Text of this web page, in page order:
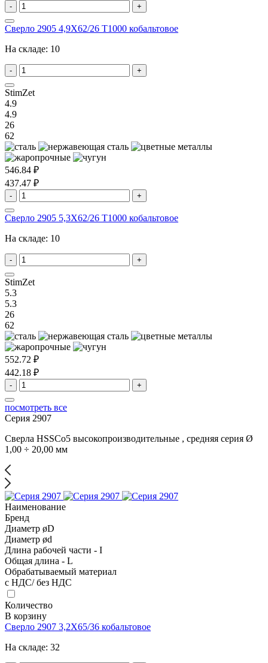
- +
Сверло 2905 4,9X62/26 T1000 кобальтовое
На складе: 10
- +
StimZet
4.9
4.9
26
62
546.84 ₽
437.47 ₽
- +
Сверло 2905 5,3X62/26 T1000 кобальтовое
На складе: 10
- +
StimZet
5.3
5.3
26
62
552.72 ₽
442.18 ₽
- +
посмотреть все
Серия 2907
Сверла HSSCo5 высокопроизводительные , средняя серия Ø
1,00 ÷ 20,00 мм
Наименование
Бренд
Диаметр øD
Диаметр ød
Длина рабочей части - I
Общая длина - L
Обрабатываемый материал
с НДС/ без НДС
Количество
В корзину
Сверло 2907 3,2X65/36 кобальтовое
На складе: 32